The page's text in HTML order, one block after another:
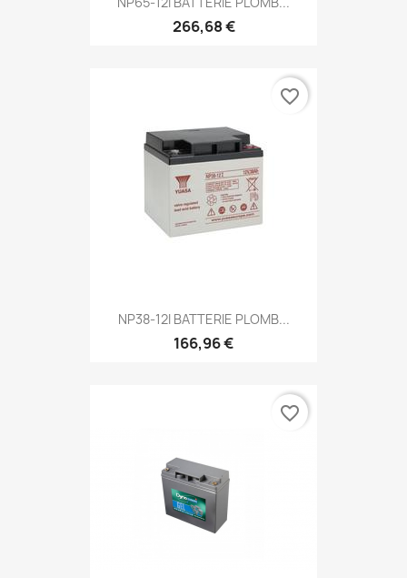
266,68 €
NP38-12I BATTERIE PLOMB...
166,96 €
favorite_border
favorite_border